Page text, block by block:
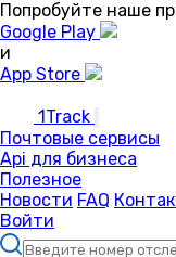
Попробуйте наше
Google Play
и
App Store
1Track
Почтовые сервисы
Api для бизнеса
Полезное
Новости FAQ
Войти